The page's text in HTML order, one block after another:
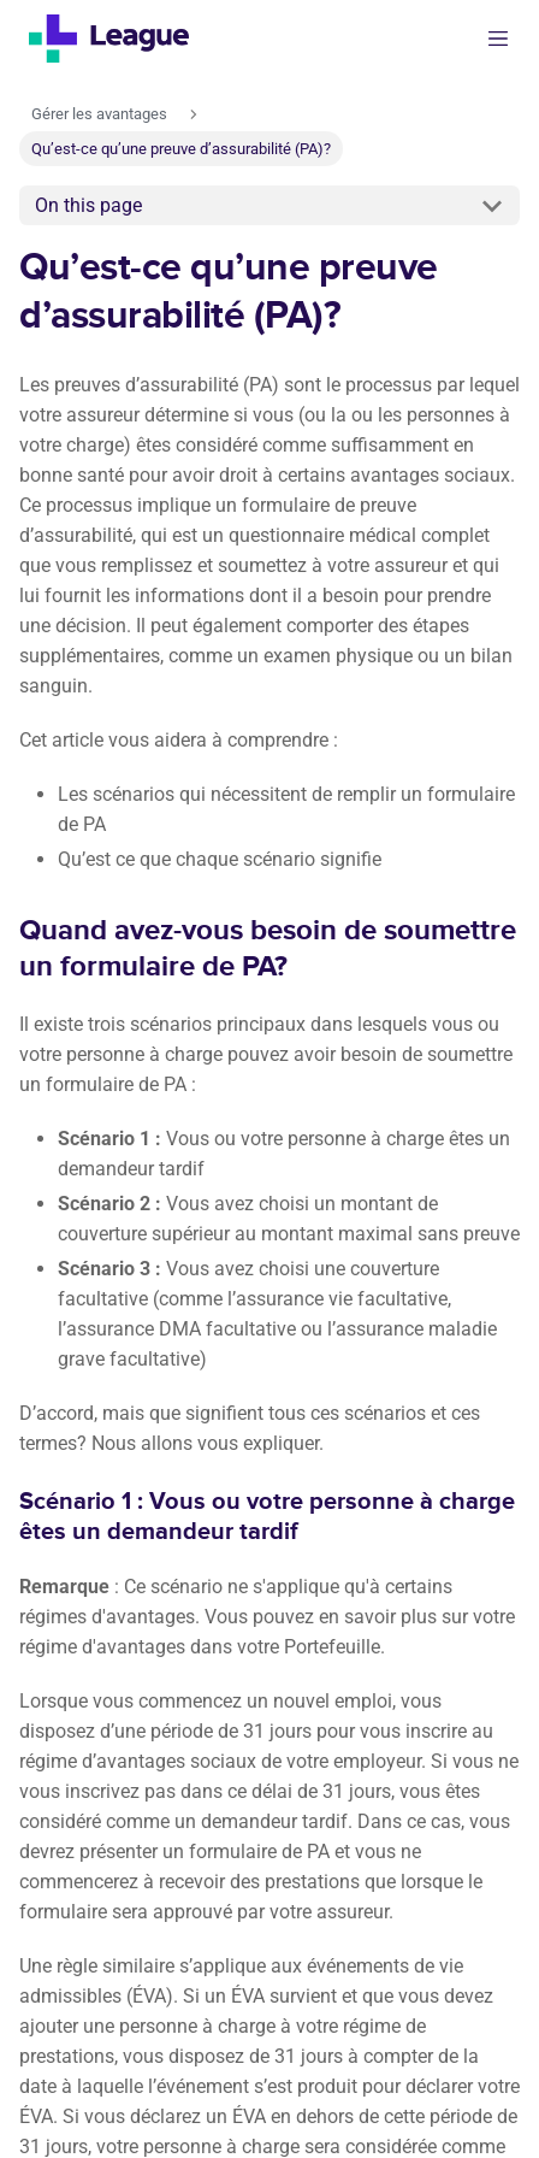
Gérer les avantages
Qu’est-ce qu’une preuve d’assurabilité (PA)?
On this page
Qu’est-ce qu’une preuve
d’assurabilité (PA)?
Les preuves d’assurabilité (PA) sont le processus par lequel
votre assureur détermine si vous (ou la ou les personnes à
votre charge) êtes considéré comme suffisamment en
bonne santé pour avoir droit à certains avantages sociaux.
Ce processus implique un formulaire de preuve
d’assurabilité, qui est un questionnaire médical complet
que vous remplissez et soumettez à votre assureur et qui
lui fournit les informations dont il a besoin pour prendre
une décision. Il peut également comporter des étapes
supplémentaires, comme un examen physique ou un bilan
sanguin.
Cet article vous aidera à comprendre :
Les scénarios qui nécessitent de remplir un formulaire
de PA
Qu’est ce que chaque scénario signifie
Quand avez-vous besoin de soumettre
un formulaire de PA?
Il existe trois scénarios principaux dans lesquels vous ou
votre personne à charge pouvez avoir besoin de soumettre
un formulaire de PA :
Scénario 1 : Vous ou votre personne à charge êtes un
demandeur tardif
Scénario 2 : Vous avez choisi un montant de
couverture supérieur au montant maximal sans preuve
Scénario 3 : Vous avez choisi une couverture
facultative (comme l’assurance vie facultative,
l’assurance DMA facultative ou l’assurance maladie
grave facultative)
D’accord, mais que signifient tous ces scénarios et ces
termes? Nous allons vous expliquer.
Scénario 1 : Vous ou votre personne à charge
êtes un demandeur tardif
Remarque : Ce scénario ne s'applique qu'à certains
régimes d'avantages. Vous pouvez en savoir plus sur votre
régime d'avantages dans votre Portefeuille.
Lorsque vous commencez un nouvel emploi, vous
disposez d’une période de 31 jours pour vous inscrire au
régime d’avantages sociaux de votre employeur. Si vous ne
vous inscrivez pas dans ce délai de 31 jours, vous êtes
considéré comme un demandeur tardif. Dans ce cas, vous
devrez présenter un formulaire de PA et vous ne
commencerez à recevoir des prestations que lorsque le
formulaire sera approuvé par votre assureur.
Une règle similaire s’applique aux événements de vie
admissibles (ÉVA). Si un ÉVA survient et que vous devez
ajouter une personne à charge à votre régime de
prestations, vous disposez de 31 jours à compter de la
date à laquelle l’événement s’est produit pour déclarer votre
ÉVA. Si vous déclarez un ÉVA en dehors de cette période de
31 jours, votre personne à charge sera considérée comme